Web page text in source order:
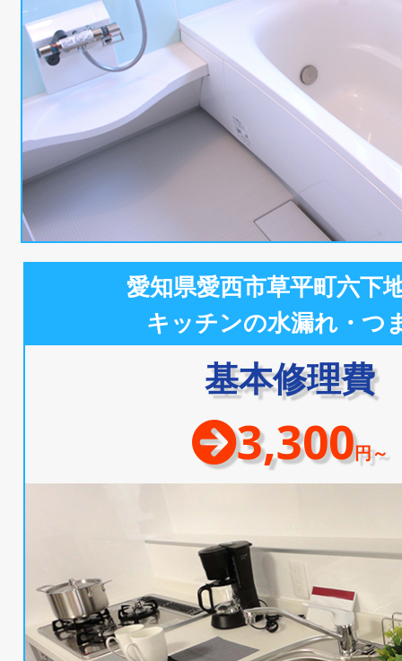
愛知県愛西市草平町六下
キッチンの水漏れ・つ
基本修理費
3,300円～